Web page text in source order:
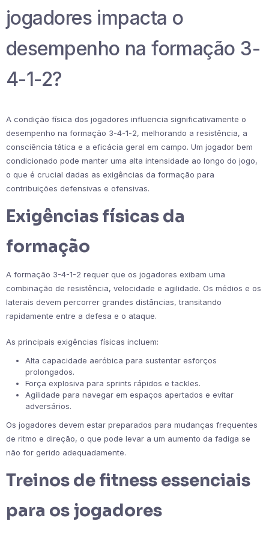
jogadores impacta o
desempenho na formação 3-
4-1-2?
A condição física dos jogadores influencia significativamente o
desempenho na formação 3-4-1-2, melhorando a resistência, a
consciência tática e a eficácia geral em campo. Um jogador bem
condicionado pode manter uma alta intensidade ao longo do jogo,
o que é crucial dadas as exigências da formação para
contribuições defensivas e ofensivas.
Exigências físicas da
formação
A formação 3-4-1-2 requer que os jogadores exibam uma
combinação de resistência, velocidade e agilidade. Os médios e os
laterais devem percorrer grandes distâncias, transitando
rapidamente entre a defesa e o ataque.
As principais exigências físicas incluem:
Alta capacidade aeróbica para sustentar esforços
prolongados.
Força explosiva para sprints rápidos e tackles.
Agilidade para navegar em espaços apertados e evitar
adversários.
Os jogadores devem estar preparados para mudanças frequentes
de ritmo e direção, o que pode levar a um aumento da fadiga se
não for gerido adequadamente.
Treinos de fitness essenciais
para os jogadores